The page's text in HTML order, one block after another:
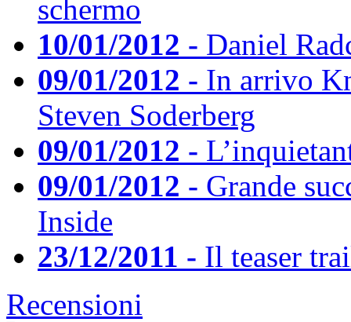
schermo
10/01/2012 - Daniel
09/01/2012 - In arrivo
Steven Soderberg
09/01/2012 -
09/01/2012 - Grande
Inside
23/12/2011 - Il teaser
Recensioni